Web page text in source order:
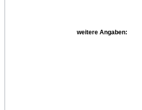
weitere Angaben: